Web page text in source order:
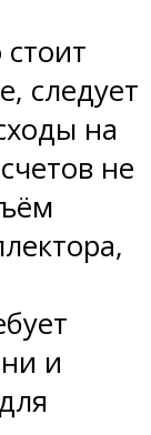
следует
на
не
и